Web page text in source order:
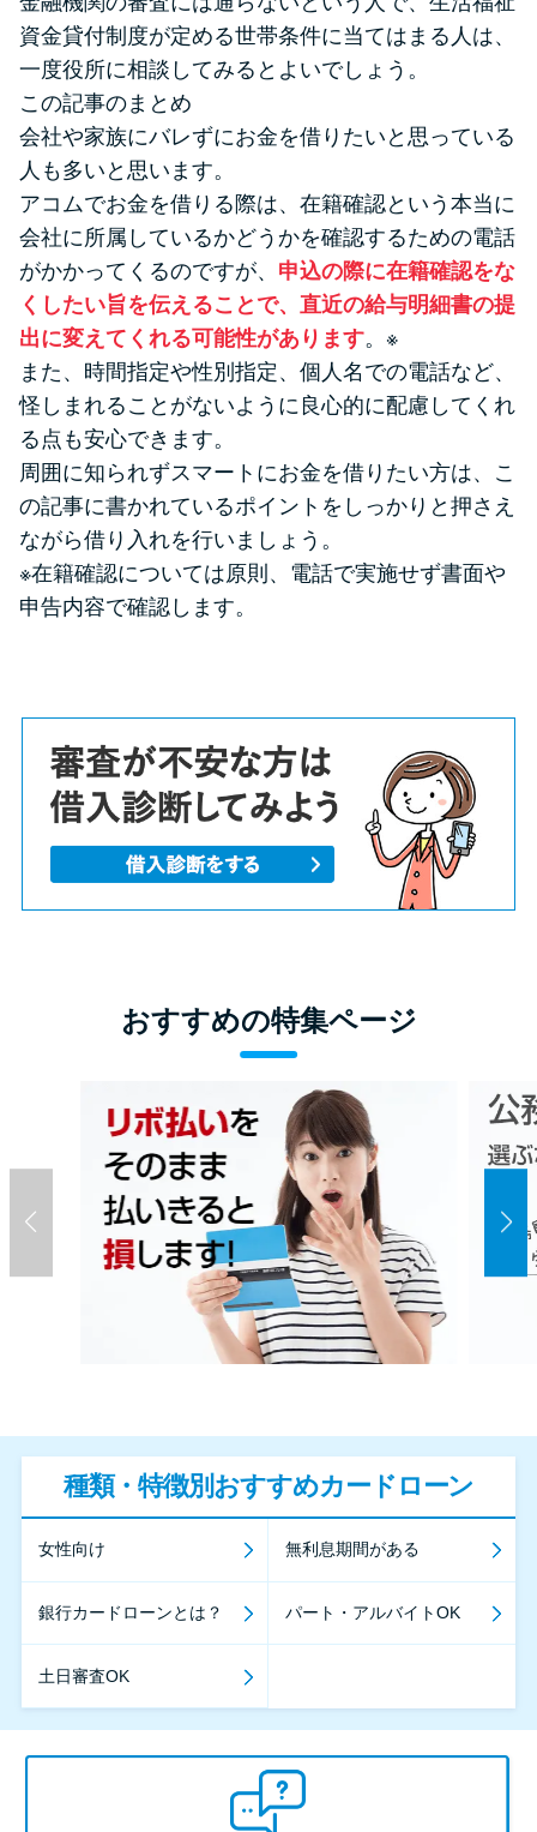
資金貸付制度が定める世帯条件に当てはまる人は、
一度役所に相談してみるとよいでしょう。
この記事のまとめ
会社や家族にバレずにお金を借りたいと思っている
人も多いと思います。
アコムでお金を借りる際は、在籍確認という本当に
会社に所属しているかどうかを確認するための電話
がかかってくるのですが、 申込の際に在籍確認をな
くしたい旨を伝えることで、直近の給与明細書の提
出に変えてくれる可能性があります。※
また、時間指定や性別指定、個人名での電話など、
怪しまれることがないように良心的に配慮してくれ
る点も安心できます。
周囲に知られずスマートにお金を借りたい方は、こ
の記事に書かれているポイントをしっかりと押さえ
ながら借り入れを行いましょう。
※在籍確認については原則、電話で実施せず書面や
申告内容で確認します。
おすすめの特集ページ
種類・特徴別おすすめカードローン
女性向け 無利息期間がある
銀行カードローンとは？ パート・アルバイトOK
土日審査OK